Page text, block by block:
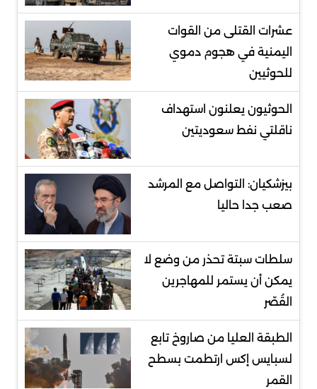
عشرات القتلى من القوات
اليمنية في هجوم دموي
للحوثيين
الحوثيون يعلنون استهداف
ناقلتي نفط سعوديتين
بيزشكيان: التواصل مع المرشد
صعب جدا حاليا
سلطات سبتة تحذر من وضع لا
يمكن أن يستمر للمهاجرين
القُصّر
الطبقة العليا من صاروخ تابع
لسبايس إكس ارتطمت بسطح
القمر